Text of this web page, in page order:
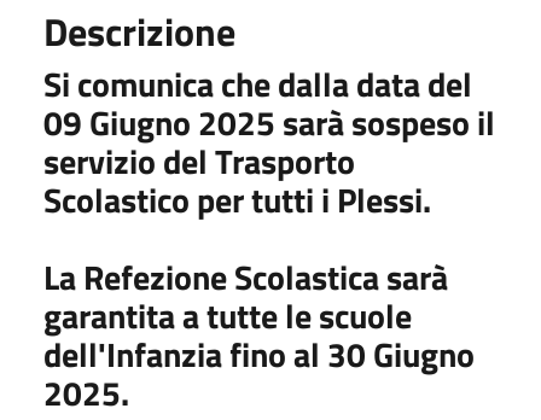
Descrizione
Si comunica che dalla data del
09 Giugno 2025 sarà sospeso il
servizio del Trasporto
Scolastico per tutti i Plessi.
La Refezione Scolastica sarà
garantita a tutte le scuole
dell'Infanzia fino al 30 Giugno
2025.